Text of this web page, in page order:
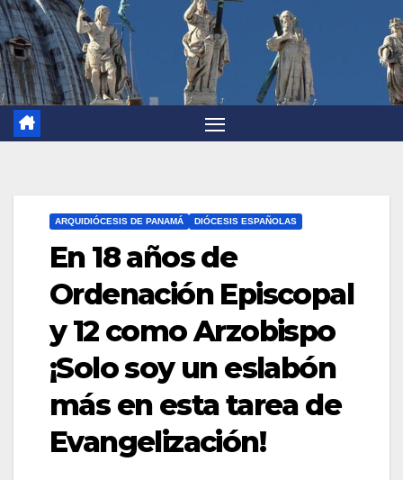
ARQUIDIÓCESIS DE PANAMÁ DIÓCESIS ESPAÑOLAS
En 18 años de
Ordenación Episcopal
y 12 como Arzobispo
¡Solo soy un eslabón
más en esta tarea de
Evangelización!